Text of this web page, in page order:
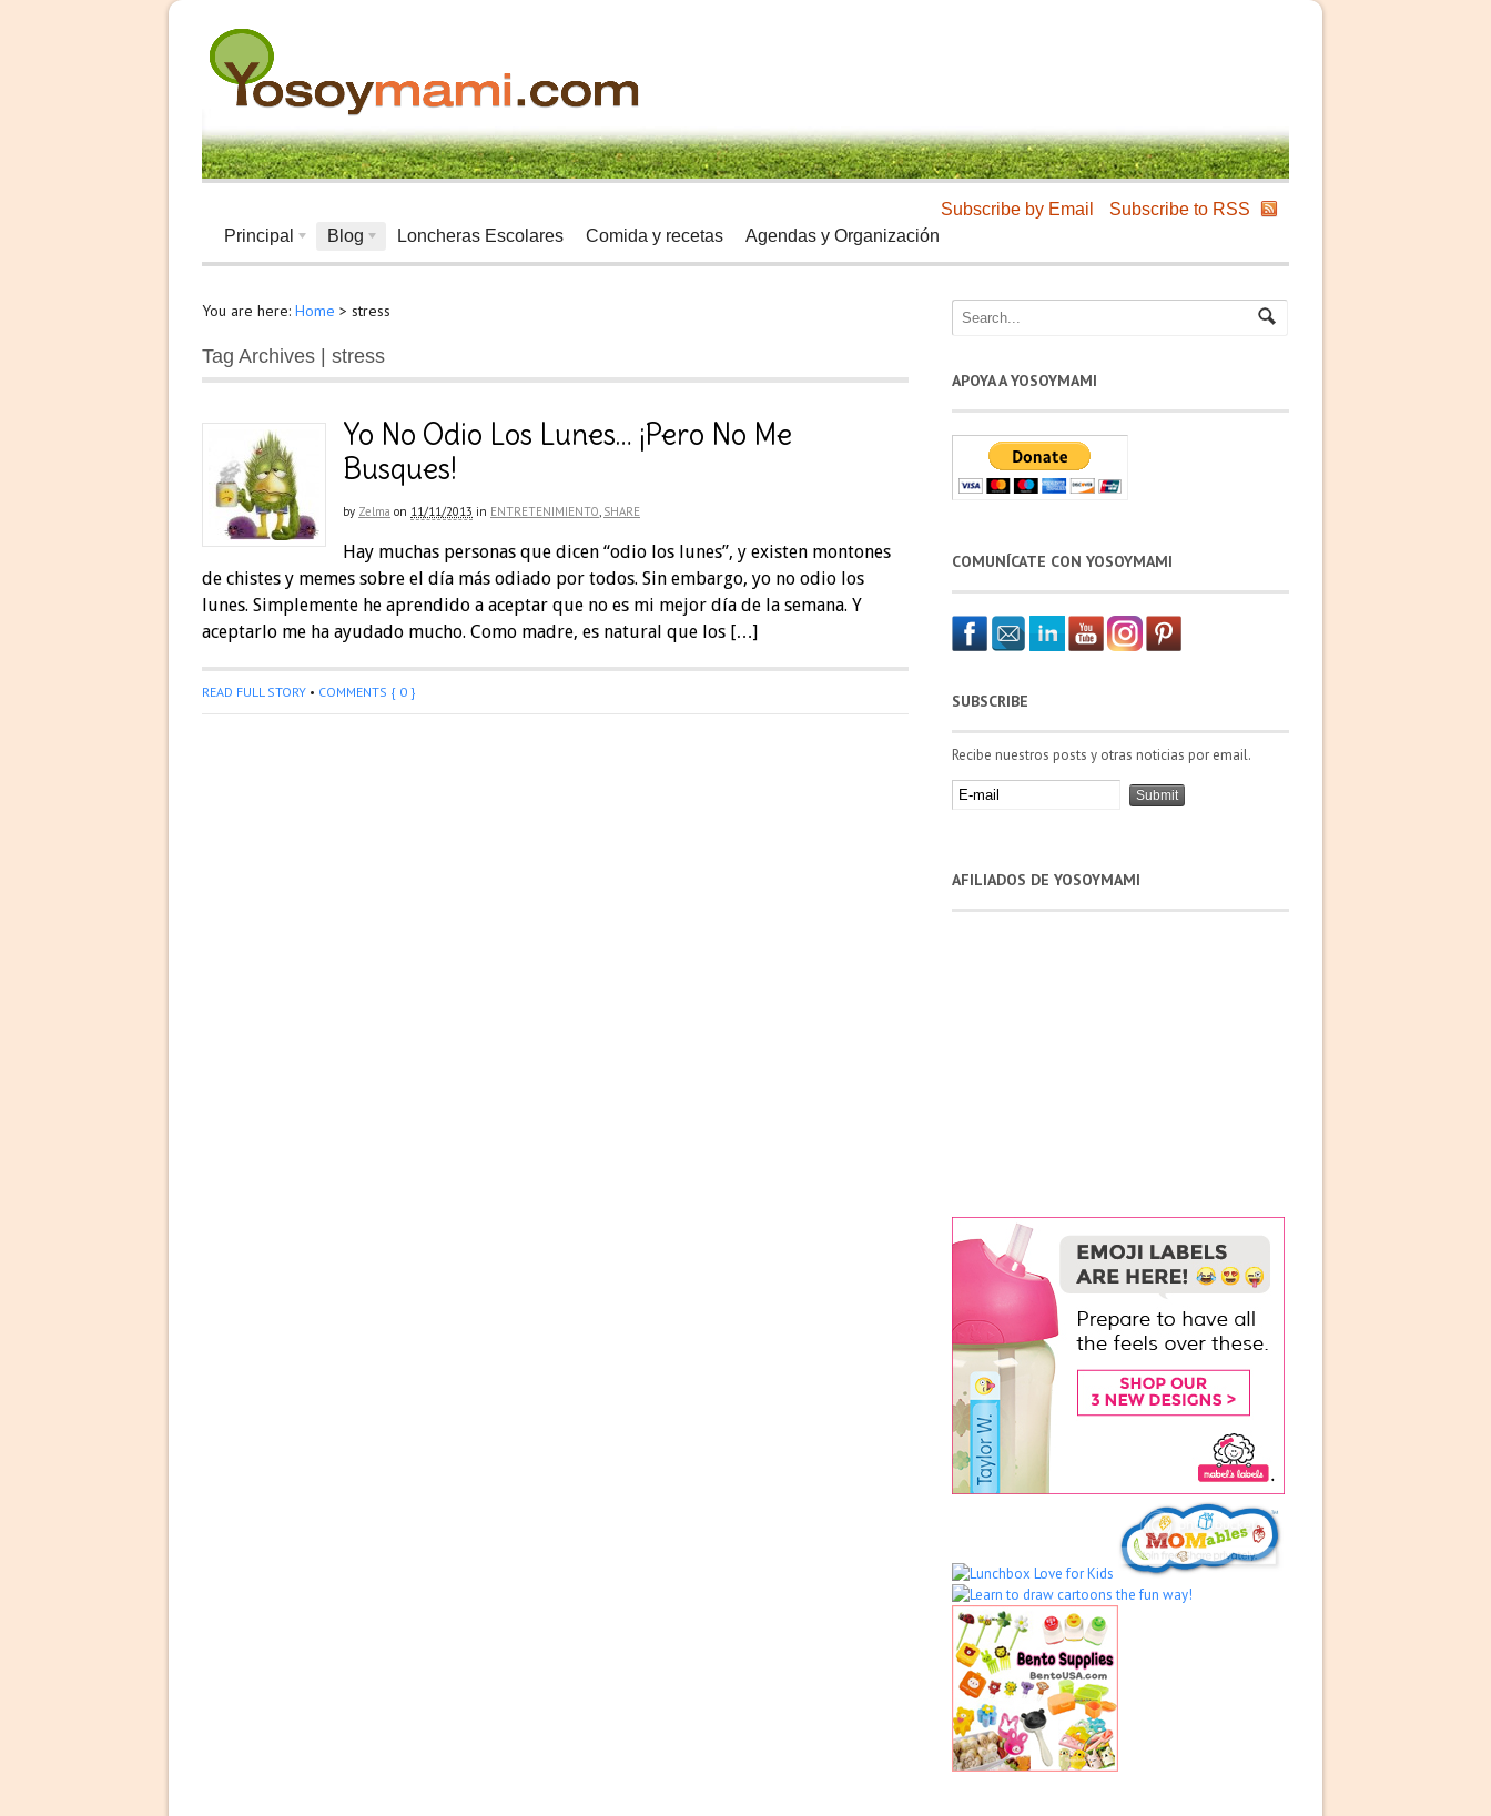
Subscribe by Email
Subscribe to RSS
Principal
Blog Loncheras Escolares Comida y recetas Agendas y Organización
You are here: Home > stress
Tag Archives | stress
Yo No Odio Los Lunes… ¡Pero No Me
Busques!
by Zelma on 11/11/2013 in ENTRETENIMIENTO, SHARE
Hay muchas personas que dicen “odio los lunes”, y existen montones
de chistes y memes sobre el día más odiado por todos. Sin embargo, yo no odio los
lunes. Simplemente he aprendido a aceptar que no es mi mejor día de la semana. Y
aceptarlo me ha ayudado mucho. Como madre, es natural que los […]
READ FULL STORY • COMMENTS { 0 }
APOYA A YOSOYMAMI
COMUNÍCATE CON YOSOYMAMI
SUBSCRIBE
Recibe nuestros posts y otras noticias por email.
AFILIADOS DE YOSOYMAMI